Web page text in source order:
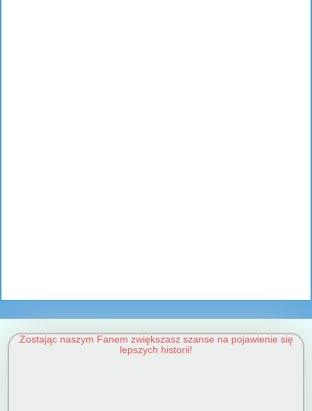
Zostając naszym Fanem zwiększasz szanse na pojawienie się
lepszych historii!